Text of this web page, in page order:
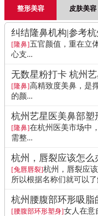
整形美容 皮肤美容
纠结隆鼻机构|参考
[隆鼻]五官颜值，重在立
心支...
无数星粉打卡 杭州
[隆鼻]高精致度美鼻，是
的颜...
杭州艺星医美鼻部塑
[隆鼻]在杭州医美市场中
需整...
杭州，唇裂应该怎么
[兔唇唇裂]杭州，唇裂应
所以根据名称们就可以
杭州腰腹部环形吸脂
[腰腹部环形塑身]女人在意